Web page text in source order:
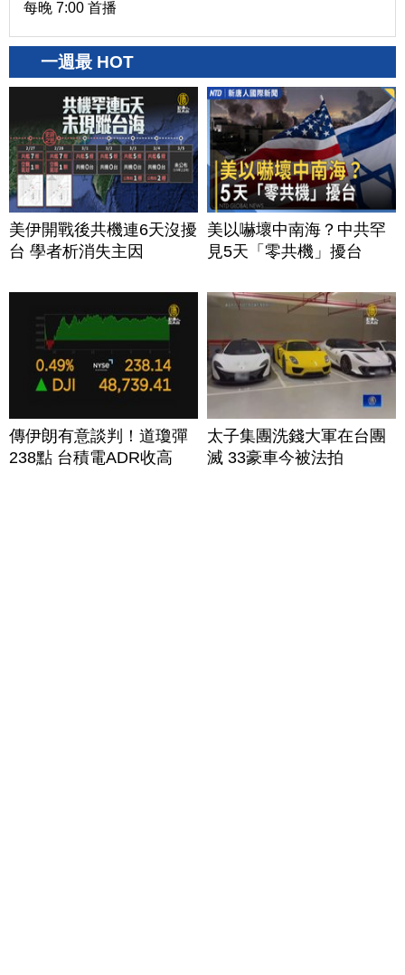
每晚 7:00 首播
一週最 HOT
美伊開戰後共機連6天沒擾
台 學者析消失主因
美以嚇壞中南海？中共罕
見5天「零共機」擾台
傳伊朗有意談判！道瓊彈
238點 台積電ADR收高
太子集團洗錢大軍在台團
滅 33豪車今被法拍